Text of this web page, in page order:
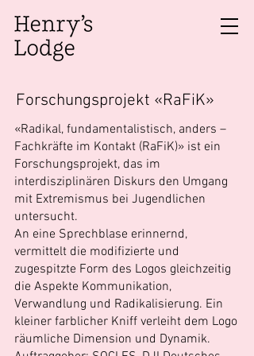
Forschungsprojekt «RaFiK»
«Radikal, fundamentalistisch, anders –
Fachkräfte im Kontakt (RaFiK)» ist ein
Forschungsprojekt, das im
interdisziplinären Diskurs den Umgang
mit Extremismus bei Jugendlichen
untersucht.
An eine Sprechblase erinnernd,
vermittelt die modifizierte und
zugespitzte Form des Logos gleichzeitig
die Aspekte Kommunikation,
Verwandlung und Radikalisierung. Ein
kleiner farblicher Kniff verleiht dem Logo
räumliche Dimension und Dynamik.